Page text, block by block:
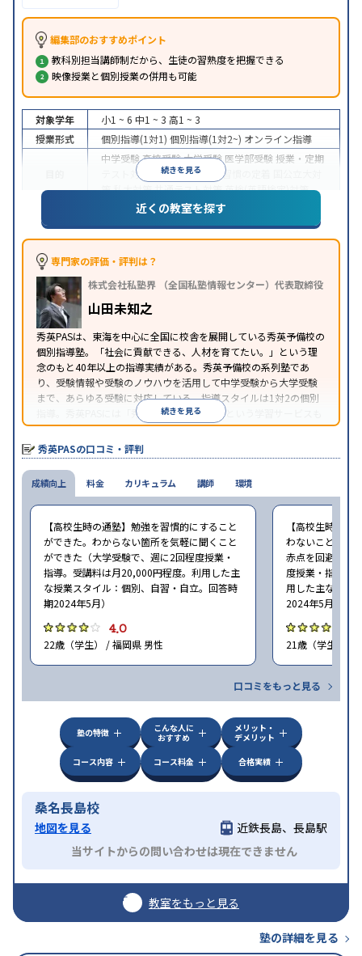
編集部のおすすめポイント
教科別担当講師制だから、生徒の習熟度を把握できる
映像授業と個別授業の併用も可能
続きを見る
対象学年 小1 ~ 6 中1 ~ 3 高1 ~ 3
授業形式
個別指導(1対1) 個別指導(1対2~) オンライン指導
中学受験高校受験大学受験 医学部受験 授業・定期
テスト対策
内申点対策 学習習慣の定着
策私大対策共通テスト対策英検(英語検定)対策
特徴
入塾に学力基準あり授業の振替可能
ブレットを利用オンライン対応1科目から受講可能
季節講習のみの受講可自習室あり
※2024年6月調査。大学受験塾・予備校のアンケート調査方法
近くの教室を探す
専門家の評価・評判は？
株式会社私塾界 （全国私塾情報センター）代表取締役
山田未知之
秀英PASは、東海を中心に全国に校舎を展開している秀英予備校の
個別指導塾。「社会に貢献できる、人材を育てたい。」という理
念のもと40年以上の指導実績がある。秀英予備校の系列塾であ
り、受験情報や受験のノウハウを活用して中学受験から大学受験
まで、あらゆる受験に対応している。指導スタイルは1対2の個別
指導。秀英PASには「秀英PASオンライン」という学習サービスも
あり、自宅からも受講できる。
続きを見る
秀英PASの口コミ・評判
成績向上
【高校生時の通塾】勉強を習慣的にすること
ができた。わからない箇所を気軽に聞くこと
ができた（大学受験で、週に2回程度授業・
指導。受講料は月20,000円程度。利用した主
な授業スタイル：個別、自習・自立。回答時
期2024年5月）
4.0
22歳（学生） / 福岡県 男性
【高校生時の通
わないことがあ
赤点を回避でき
度授業・指導。
用した主な授業
2024年5月）
21歳（学生） /
口コミをもっと見る
料金 カリキュラム 講師 環境
塾の特徴
こんな人に
おすすめ
メリット・
デメリット
コース内容
コース料金 合格実績
桑名長島校
地図を見る
近鉄長島、長島駅
当サイトからの問い合わせは現在できません
教室をもっと見る
塾の詳細を見る